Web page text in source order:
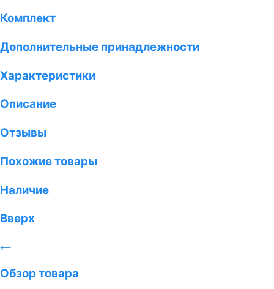
Комплект
Дополнительные принадлежности
Характеристики
Описание
Отзывы
Похожие товары
Наличие
Вверх
Обзор товара